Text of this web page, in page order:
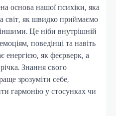
основа нашої психіки, яка
світ, як швидко приймаємо
Це ніби внутрішній
поведінці та навіть
енергією, як феєрверк, а
Знання свого
зрозуміти себе,
гармонію у стосунках чи